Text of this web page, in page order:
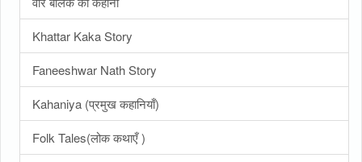
Khattar Kaka Story
Faneeshwar Nath Story
Kahaniya (प्रमुख कहानियाँ)
Folk Tales(लोक कथाएँ )